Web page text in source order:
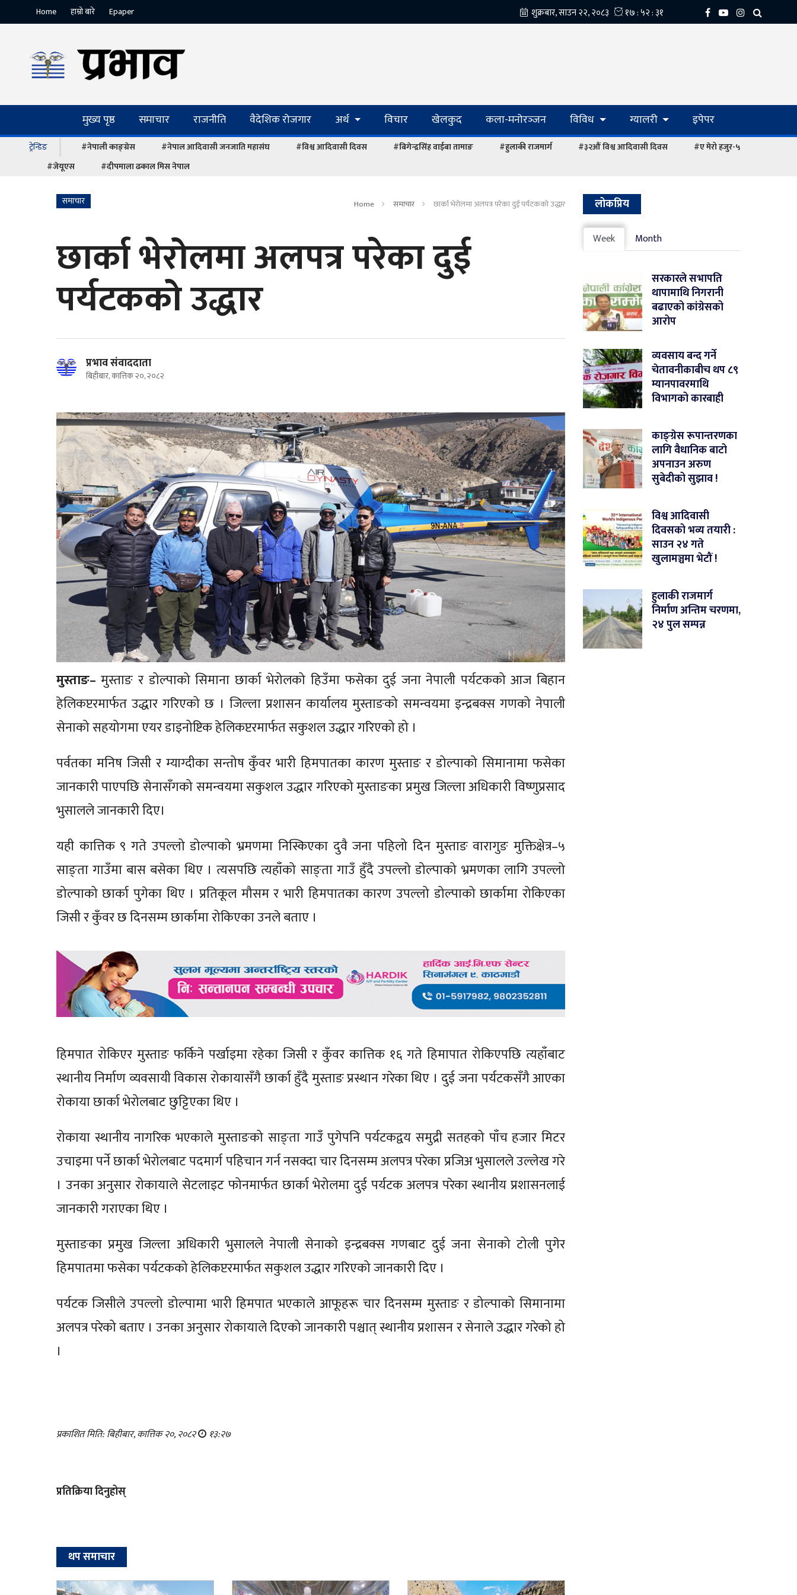
Home हाम्रो बारे Epaper
मुख्य पृष्ठ समाचार राजनीति वैदेशिक रोजगार अर्थ विचार खेलकुद कला-मनोरञ्‍जन विविध ग्यालरी इपेपर
ट्रेन्डिङ #नेपाली काङ्ग्रेस #नेपाल आदिवासी जनजाति महासंघ #विश्व आदिवासी दिवस #बिगेन्द्रसिंह वाईबा तामाङ #हुलाकी राजमार्ग #३२औं विश्व आदिवासी दिवस
#ए मेरो हजुर-५
#जेयूएस
#दीपमाला ढकाल मिस नेपाल
समाचार Home समाचार छार्का भेरोलमा अलपत्र परेका दुई पर्यटकको उद्धार
छार्का भेरोलमा अलपत्र परेका दुई
पर्यटकको उद्धार
प्रभाव संवाददाता
बिहीबार, कात्तिक २०, २०८२
मुस्ताङ– मुस्ताङ र डोल्पाको सिमाना छार्का भेरोलको हिउँमा फसेका दुई जना नेपाली पर्यटकको आज बिहान
हेलिकप्टरमार्फत उद्धार गरिएको छ । जिल्ला प्रशासन कार्यालय मुस्ताङको समन्वयमा इन्द्रबक्स गणको नेपाली
सेनाको सहयोगमा एयर डाइनोष्टिक हेलिकप्टरमार्फत सकुशल उद्धार गरिएको हो ।
पर्वतका मनिष जिसी र म्याग्दीका सन्तोष कुँवर भारी हिमपातका कारण मुस्ताङ र डोल्पाको सिमानामा फसेका
जानकारी पाएपछि सेनासँगको समन्वयमा सकुशल उद्धार गरिएको मुस्ताङका प्रमुख जिल्ला अधिकारी विष्णुप्रसाद
भुसालले जानकारी दिए।
यही कात्तिक ९ गते उपल्लो डोल्पाको भ्रमणमा निस्किएका दुवै जना पहिलो दिन मुस्ताङ वारागुङ मुक्तिक्षेत्र–५
साङ्ता गाउँमा बास बसेका थिए । त्यसपछि त्यहाँको साङ्ता गाउँ हुँदै उपल्लो डोल्पाको भ्रमणका लागि उपल्लो
डोल्पाको छार्का पुगेका थिए । प्रतिकूल मौसम र भारी हिमपातका कारण उपल्लो डोल्पाको छार्कामा रोकिएका
जिसी र कुँवर छ दिनसम्म छार्कामा रोकिएका उनले बताए ।
हिमपात रोकिएर मुस्ताङ फर्किने पर्खाइमा रहेका जिसी र कुँवर कात्तिक १६ गते हिमापात रोकिएपछि त्यहाँबाट
स्थानीय निर्माण व्यवसायी विकास रोकायासँगै छार्का हुँदै मुस्ताङ प्रस्थान गरेका थिए । दुई जना पर्यटकसँगै आएका
रोकाया छार्का भेरोलबाट छुट्टिएका थिए ।
रोकाया स्थानीय नागरिक भएकाले मुस्ताङको साङ्ता गाउँ पुगेपनि पर्यटकद्वय समुद्री सतहको पाँच हजार मिटर
उचाइमा पर्ने छार्का भेरोलबाट पदमार्ग पहिचान गर्न नसक्दा चार दिनसम्म अलपत्र परेका प्रजिअ भुसालले उल्लेख गरे
। उनका अनुसार रोकायाले सेटलाइट फोनमार्फत छार्का भेरोलमा दुई पर्यटक अलपत्र परेका स्थानीय प्रशासनलाई
जानकारी गराएका थिए ।
मुस्ताङका प्रमुख जिल्ला अधिकारी भुसालले नेपाली सेनाको इन्द्रबक्स गणबाट दुई जना सेनाको टोली पुगेर
हिमपातमा फसेका पर्यटकको हेलिकप्टरमार्फत सकुशल उद्धार गरिएको जानकारी दिए ।
पर्यटक जिसीले उपल्लो डोल्पामा भारी हिमपात भएकाले आफूहरू चार दिनसम्म मुस्ताङ र डोल्पाको सिमानामा
अलपत्र परेको बताए । उनका अनुसार रोकायाले दिएको जानकारी पश्चात् स्थानीय प्रशासन र सेनाले उद्धार गरेको हो
।
प्रकाशित मिति: बिहीबार, कात्तिक २०, २०८२ १३:२७
प्रतिक्रिया दिनुहोस्
थप समाचार
लोकप्रिय
Week Month
सरकारले सभापति
थापामाथि निगरानी
बढाएको कांग्रेसको
आरोप
व्यवसाय बन्द गर्ने
चेतावनीकाबीच थप ८९
म्यानपावरमाथि
विभागको कारबाही
काङ्ग्रेस रूपान्तरणका
लागि वैधानिक बाटो
अपनाउन अरुण
सुबेदीको सुझाव !
विश्व आदिवासी
दिवसको भव्य तयारी :
साउन २४ गते
खुलामञ्चमा भेटौं !
हुलाकी राजमार्ग
निर्माण अन्तिम चरणमा,
२४ पुल सम्पन्न